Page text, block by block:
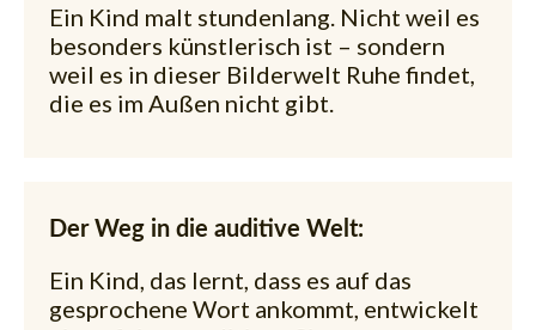
Ein Kind malt stundenlang. Nicht weil es
besonders künstlerisch ist – sondern
weil es in dieser Bilderwelt Ruhe findet,
die es im Außen nicht gibt.
Der Weg in die auditive Welt:
Ein Kind, das lernt, dass es auf das
gesprochene Wort ankommt, entwickelt